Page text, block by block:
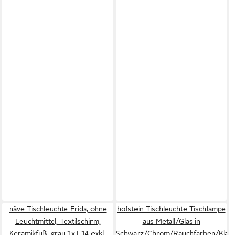
näve Tischleuchte Erida, ohne
Leuchtmittel, Textilschirm,
hofstein Tischleuchte Tischlampe
aus Metall/Glas in